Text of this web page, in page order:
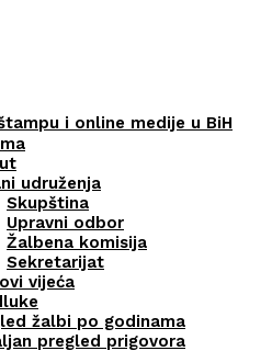
i online medije u BiH
udruženja
Skupština
Upravni odbor
Žalbena komisija
Sekretarijat
vijeća
žalbi po godinama
pregled prigovora